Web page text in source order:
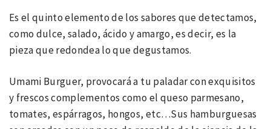
Es el quinto elemento de los sabores que detectamos,
como dulce, salado, ácido y amargo, es decir, es la
pieza que redondea lo que degustamos.
Umami Burguer, provocará a tu paladar con exquisitos
y frescos complementos como el queso parmesano,
tomates, espárragos, hongos, etc…Sus hamburguesas